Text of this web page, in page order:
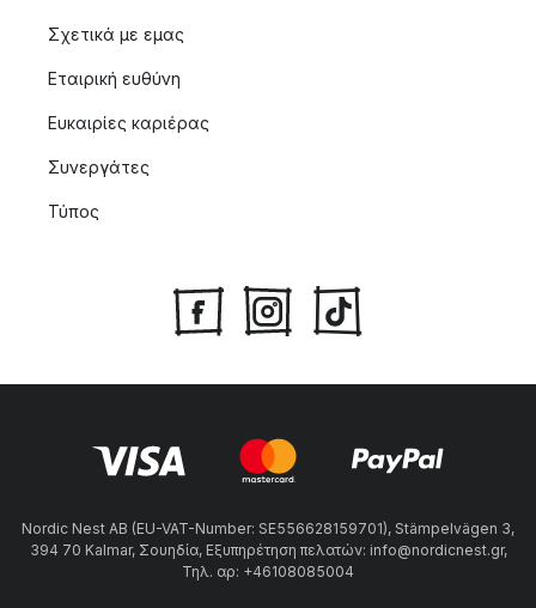
Σχετικά με εμας
Εταιρική ευθύνη
Ευκαιρίες καριέρας
Συνεργάτες
Τύπος
Nordic Nest AB (EU-VAT-Number: SE556628159701), Stämpelvägen 3,
394 70 Kalmar, Σουηδία, Εξυπηρέτηση πελατών: info@nordicnest.gr,
Τηλ. αρ: +46108085004